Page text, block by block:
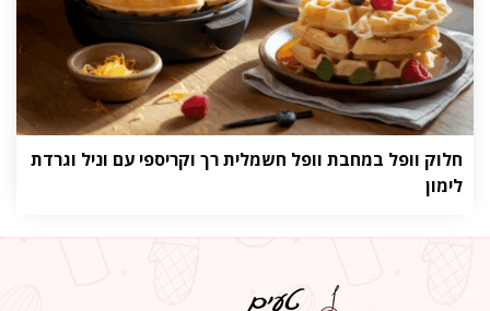
חלוק וופל במחבת וופל חשמלית רך וקריספי עם וניל וגרדת
לימון